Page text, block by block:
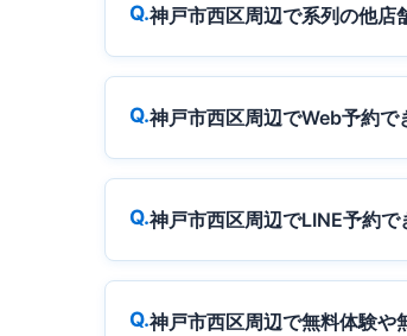
神戸市西区周辺で系列の他店
神戸市西区周辺でWeb予約で
神戸市西区周辺でLINE予約
神戸市西区周辺で無料体験や